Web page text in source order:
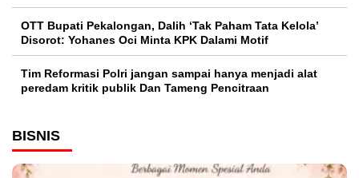
OTT Bupati Pekalongan, Dalih ‘Tak Paham Tata Kelola’
Disorot: Yohanes Oci Minta KPK Dalami Motif
Tim Reformasi Polri jangan sampai hanya menjadi alat
peredam kritik publik Dan Tameng Pencitraan
BISNIS